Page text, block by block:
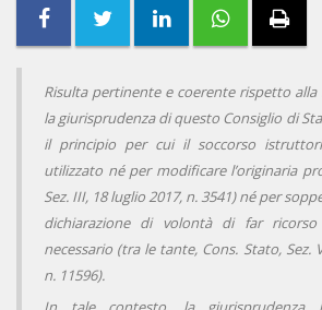
Risulta pertinente e coerente rispetto alla
la giurisprudenza di questo Consiglio di
il principio per cui il soccorso
utilizzato né per modificare l’originaria
Sez. III, 18 luglio 2017, n. 3541) né per
dichiarazione di volontà di far
necessario (tra le tante, Cons. Stato, Sez.
n. 11596).